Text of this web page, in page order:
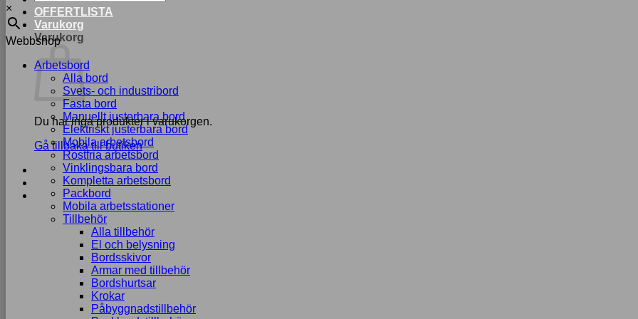
OFFERTLISTA
Varukorg
Varukorg
Du har inga produkter i varukorgen.
Gå tillbaka till butiken
×
Webbshop
Arbetsbord
Alla bord
Svets- och industribord
Fasta bord
Manuellt justerbara bord
Elektriskt justerbara bord
Mobila arbetsbord
Rostfria arbetsbord
Vinklingsbara bord
Kompletta arbetsbord
Packbord
Mobila arbetsstationer
Tillbehör
Alla tillbehör
El och belysning
Bordsskivor
Armar med tillbehör
Bordshurtsar
Krokar
Påbyggnadstillbehör